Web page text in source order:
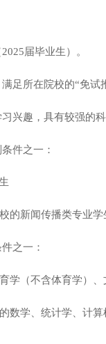
5届毕业生）。
足所在院校的“免试
兴趣，具有较强的科
件之一：
的新闻传播类专业学
之一：
学（不含体育学）
数学、统计学、计